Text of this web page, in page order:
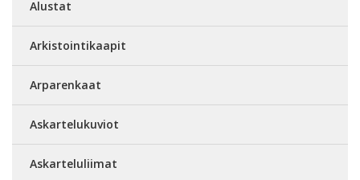
Alustat
Arkistointikaapit
Arparenkaat
Askartelukuviot
Askarteluliimat